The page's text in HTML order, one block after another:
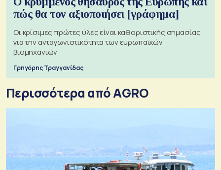
πώς θα τον αξιοποιήσει [γράφημα]
Οι κρίσιμες πρώτες ύλες είναι καθοριστικής σημασίας
για την ανταγωνιστικότητα των ευρωπαϊκών
βιομηχανιών
Γρηγόρης Τραγγανίδας
Περισσότερα από AGRO